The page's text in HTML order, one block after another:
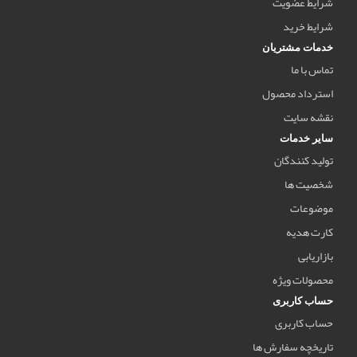
شرایط خرید
خدمات مشتریان
تماس با ما
استرداد محصول
نقشه سایت
سایر خدمات
تولید کنندگان
شخصیت ها
موضوعات
کارت هدیه
بازاریابی
محصولات ویژه
حساب کاربری
حساب کاربری
تاریخچه سفارش ها